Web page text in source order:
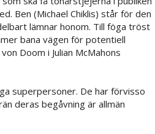
Ben (Michael Chiklis) står för den
lämnar honom. Till föga tröst
bana vägen för potentiell
Doom i Julian McMahons
superpersoner. De har förvisso
deras begåvning är allmän